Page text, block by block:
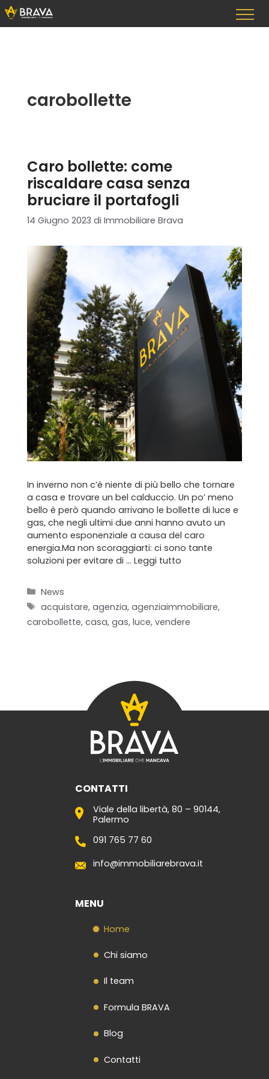
Chi siamo
Formula BRAVA
Servizi per i clienti
Servizi per gli agenti
I nostri immobili
Blog
Contatti
Vai
al
contenuto
carobollette
Caro bollette: come
riscaldare casa senza
bruciare il portafogli
14 Giugno 2023 di Immobiliare Brava
In inverno non c’è niente di più bello che tornare
a casa e trovare un bel calduccio. Un po’ meno
bello è però quando arrivano le bollette di luce e
gas, che negli ultimi due anni hanno avuto un
aumento esponenziale a causa del caro
energia.Ma non scoraggiarti: ci sono tante
soluzioni per evitare di … Leggi tutto
Categorie
News
Tag
acquistare,agenzia,agenziaimmobiliare,
carobollette, casa, gas, luce, vendere
CONTATTI
Viale della libertà, 80 – 90144,
Palermo
091 765 77 60
info@immobiliarebrava.it
MENU
Home
Chi siamo
Il team
Formula BRAVA
Blog
Contatti